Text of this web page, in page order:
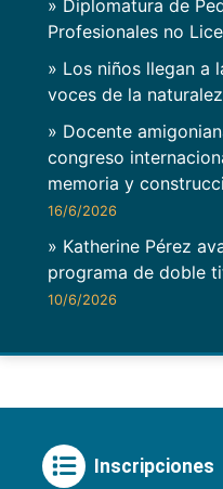
» Diplomatura de
Profesionales no
» Los niños llegan a
voces de la
» Docente
congreso
memoria y
16/6/2026
» Katherine Pérez
programa de doble
10/6/2026
Inscripciones